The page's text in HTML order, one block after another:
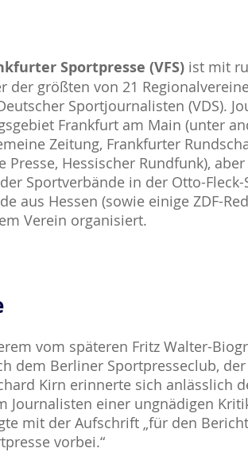
Sportpresse (VFS) ist mit
der größten von 21
Sportjournalisten (VDS).
Frankfurt am Main (unter
Zeitung, Frankfurter
Presse, Hessischer Rundfunk),
Sportverbände in der Otto-
aus Hessen (sowie einige ZDF-
Verein organisiert.
vom späteren Fritz Walter-
dem Berliner Sportpresseclub,
Kirn erinnerte sich anlässlich
Journalisten einer ungnädigen
mit der Aufschrift „für den
vorbei.“